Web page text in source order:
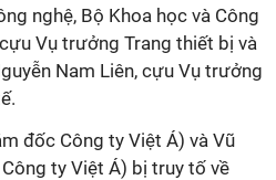
nghệ, Bộ Khoa học và Công
Vụ trưởng Trang thiết bị và
Nam Liên, cựu Vụ trưởng
đốc Công ty Việt Á) và Vũ
ty Việt Á) bị truy tố về